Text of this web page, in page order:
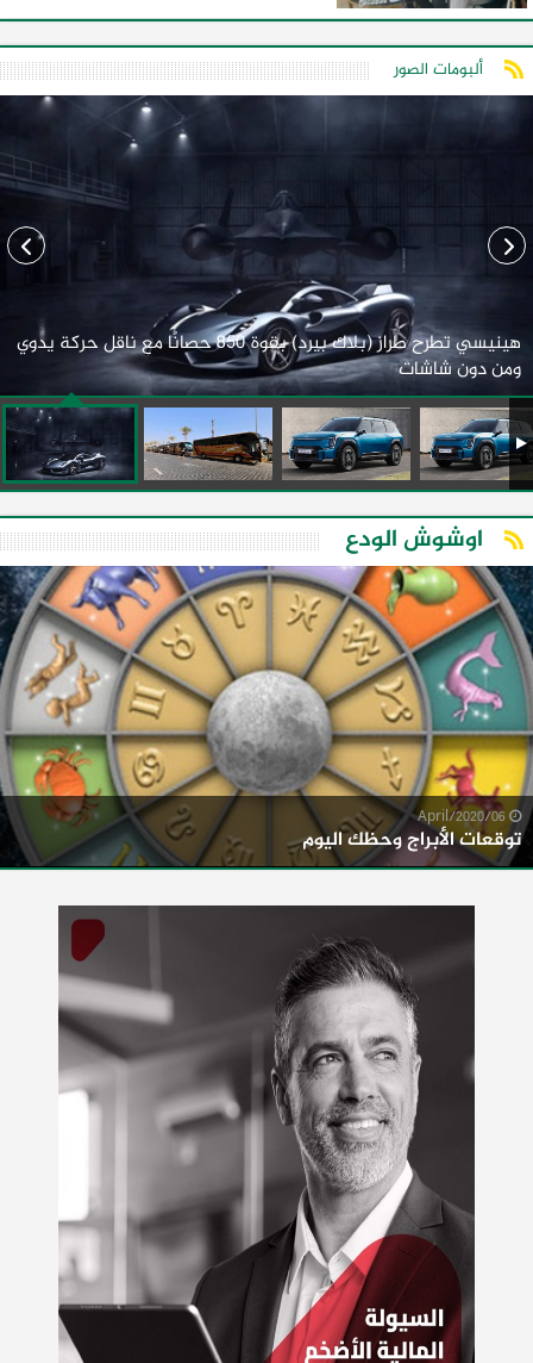
ألبومات الصور
هينيسي تطرح طراز (بلاك بيرد) بقوة 850 حصانًا مع ناقل حركة يدوي
ومن دون شاشات
اوشوش الودع
توقعات الأبراج وحظك اليوم